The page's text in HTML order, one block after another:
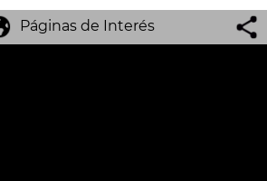
Páginas de Interés